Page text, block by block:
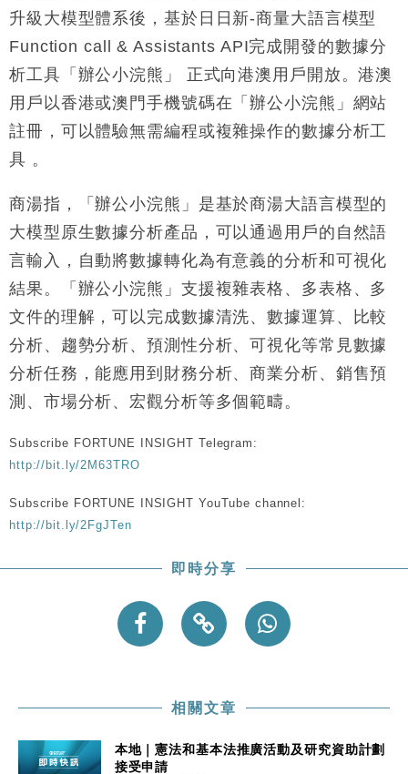
18:31
財經｜華僑銀行上半年淨利創新高 中期息增15%至
及消費表現
16:47
本地｜假冒內地執法人員要求交「保證金」 43歲女子
損失近6900萬元
16:05
15:47
財經｜恒隆10月換帥 玩具「反」斗城亞洲CEO蔡德
粦接任
15:11
財經｜韓股反覆波動收跌 連挫7周創逾3年最長跌勢
13:44
財經｜內地7月美元計價出口增近24%勝預期 貿易順
差達1125億美元
12:44
財經｜日本春季三度入市撐日圓 4月單日斥6.28萬億
日圓干預創新高
11:12
國際｜特朗普料美伊戰事快結束 承認部分彈藥庫存緊
張
司
升級大模型體系後，基於日日新-商量大語言模型
Function call & Assistants API完成開發的數據分
析工具「辦公小浣熊」 正式向港澳用戶開放。港澳
用戶以香港或澳門手機號碼在「辦公小浣熊」網站
註冊，可以體驗無需編程或複雜操作的數據分析工
具 。
商湯指，「辦公小浣熊」是基於商湯大語言模型的
大模型原生數據分析產品，可以通過用戶的自然語
言輸入，自動將數據轉化為有意義的分析和可視化
結果。「辦公小浣熊」支援複雜表格、多表格、多
文件的理解，可以完成數據清洗、數據運算、比較
分析、趨勢分析、預測性分析、可視化等常見數據
分析任務，能應用到財務分析、商業分析、銷售預
測、市場分析、宏觀分析等多個範疇。
Subscribe FORTUNE INSIGHT Telegram:
http://bit.ly/2M63TRO
Subscribe FORTUNE INSIGHT YouTube channel:
http://bit.ly/2FgJTen
即時分享
相關文章
本地｜憲法和基本法推廣活動及研究資助計劃
接受申請